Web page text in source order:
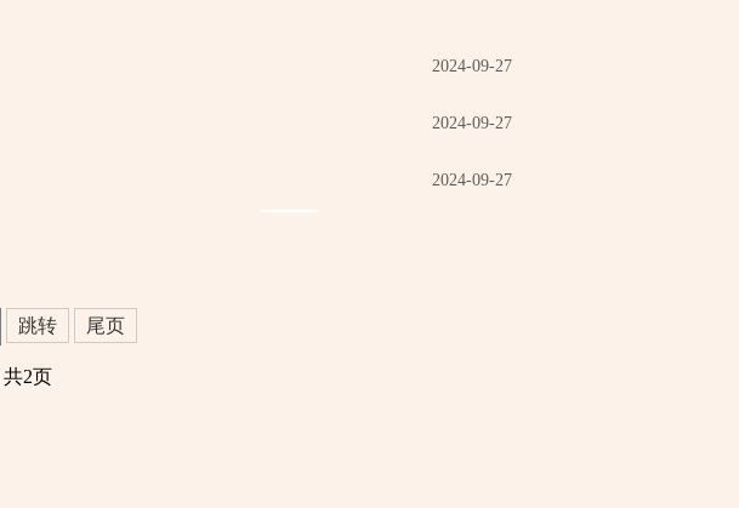
2024-09-27
2024-09-27
2024-09-27
跳转 尾页
共2页